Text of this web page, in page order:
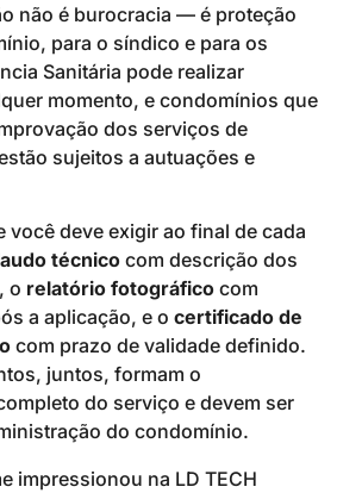
não é burocracia — é proteção
para o síndico e para os
Sanitária pode realizar
momento, e condomínios que
dos serviços de
sujeitos a autuações e
você deve exigir ao final de cada
técnico com descrição dos
o relatório fotográfico com
a aplicação, e o certificado de
com prazo de validade definido.
juntos, formam o
do serviço e devem ser
do condomínio.
impressionou na LD TECH